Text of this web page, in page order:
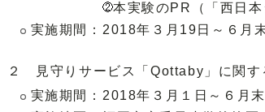
本実験のPR（「西日
実施期間： 2018年３月19日～６月
２ 見守りサービス「Qottaby」に関す
実施期間： 2018年３月１日～６月末